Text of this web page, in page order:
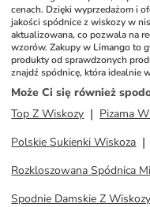
cenach. Dzięki wyprzedażom i
jakości spódnice z wiskozy w
aktualizowana, co pozwala na
wzorów. Zakupy w Limango to
produkty od sprawdzonych
znajdź spódnicę, która idealnie
Może Ci się również
Top Z Wiskozy
Pizama
Polskie Sukienki Wiskoza
Rozkloszowana Spódnica
Spodnie Damskie Z Wiskozy